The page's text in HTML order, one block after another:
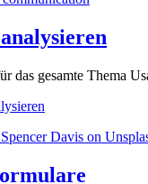
das gesamte Thema